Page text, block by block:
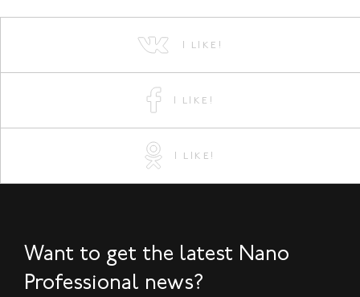
I LIKE!
I LIKE!
I LIKE!
Want to get the latest Nano
Professional news?